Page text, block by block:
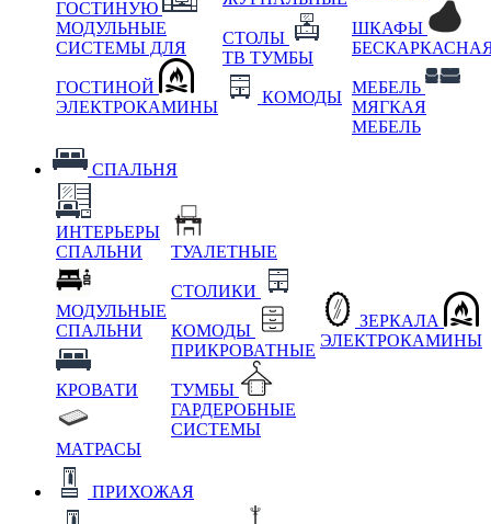
ГОСТИНУЮ
МОДУЛЬНЫЕ
СИСТЕМЫ ДЛЯ
ГОСТИНОЙ
ЭЛЕКТРОКАМИНЫ
СТОЛЫ
ТВ ТУМБЫ
КОМОДЫ
ШКАФЫ
МЕБЕЛЬ
МЯГКАЯ
МЕБЕЛЬ
СПАЛЬНЯ
ИНТЕРЬЕРЫ
СПАЛЬНИ
МОДУЛЬНЫЕ
СПАЛЬНИ
КРОВАТИ
МАТРАСЫ
ТУАЛЕТНЫЕ
СТОЛИКИ
КОМОДЫ
ПРИКРОВАТНЫЕ
ТУМБЫ
ГАРДЕРОБНЫЕ
СИСТЕМЫ
ЗЕРКАЛА
ЭЛЕКТРОКАМИНЫ
ПРИХОЖАЯ